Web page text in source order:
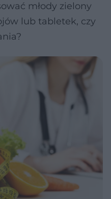
młody zielony
lub tabletek, czy